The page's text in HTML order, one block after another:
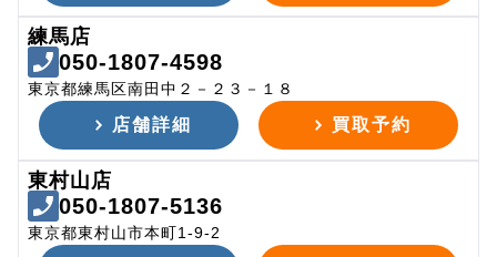
練馬店
050-1807-4598
東京都練馬区南田中２－２３－１８
店舗詳細 買取予約
東村山店
050-1807-5136
東京都東村山市本町1-9-2